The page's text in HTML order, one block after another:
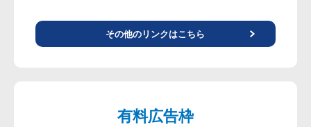
その他のリンクはこちら
有料広告枠